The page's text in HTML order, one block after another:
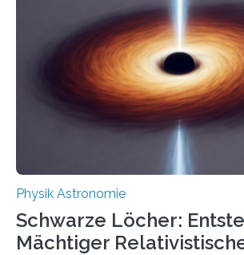
Quantenmotoren voranbringen. Das
Wissenschaftsjournal Science
die Herleitung. (DOI: 10.1126/
Verbrennungsmotoren oder
Wärmekraftmaschinen: Sie wandeln
Energie in mechanische Bewegung
ausgedrückt, Wärme in Bewegung. In
quantenmechanischen Experimenten
Physik Astronomie
Schwarze Löcher:
Mächtiger